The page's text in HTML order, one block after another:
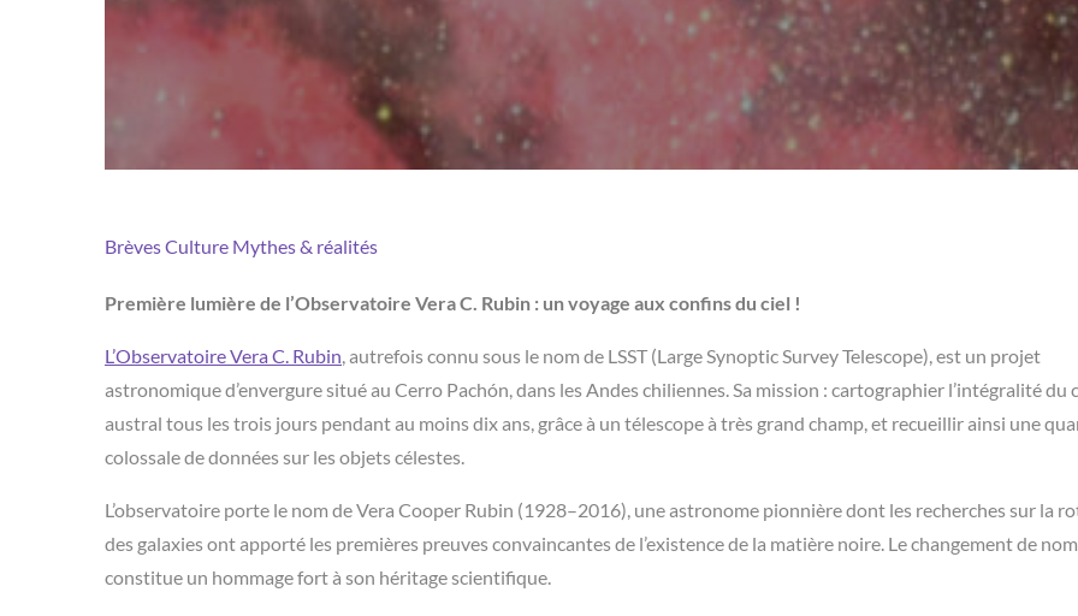
BrèvesCulture Mythes & réalités
Première lumière de l’Observatoire Vera C. Rubin : un voyage aux confins du ciel !
L’Observatoire Vera C. Rubin, autrefois connu sous le nom de LSST (Large Synoptic Survey Telescope), est un projet
astronomique d’envergure situé au Cerro Pachón, dans les Andes chiliennes. Sa mission : cartographier l’intégralité du
austral tous les trois jours pendant au moins dix ans, grâce à un télescope à très grand champ, et recueillir ainsi une
colossale de données sur les objets célestes.
L’observatoire porte le nom de Vera Cooper Rubin (1928–2016), une astronome pionnière dont les recherches sur la
des galaxies ont apporté les premières preuves convaincantes de l’existence de la matière noire. Le changement de nom
constitue un hommage fort à son héritage scientifique.